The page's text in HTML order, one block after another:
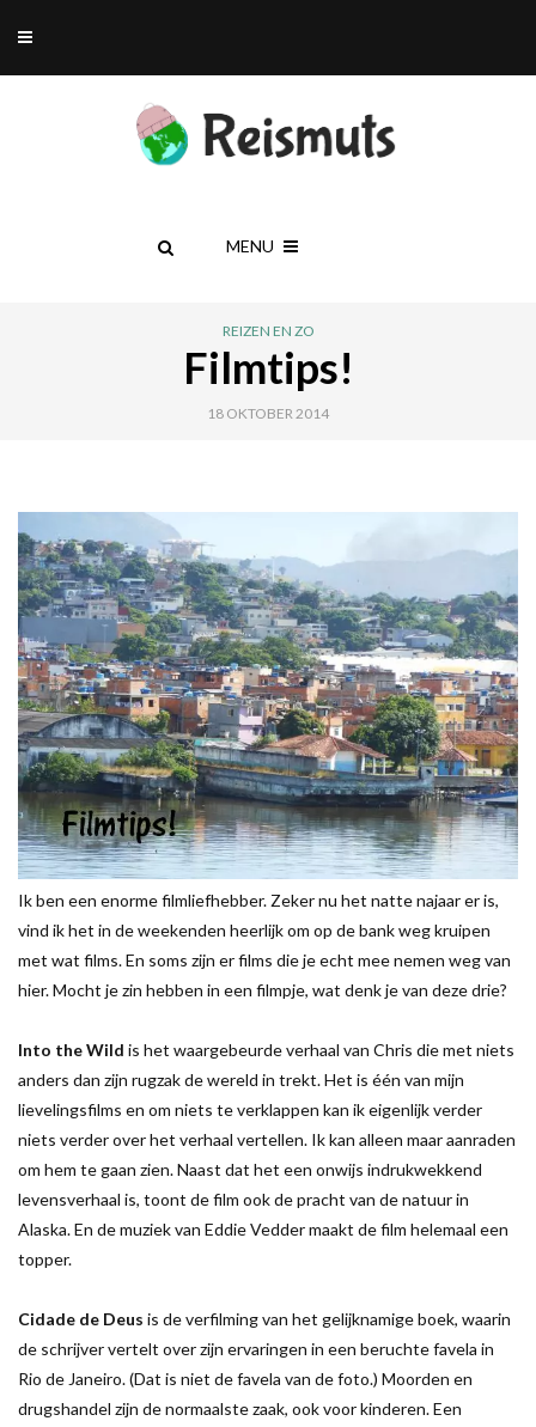
MENU
REIZEN EN ZO
Filmtips!
18 OKTOBER 2014
Ik ben een enorme filmliefhebber. Zeker nu het natte najaar er is,
vind ik het in de weekenden heerlijk om op de bank weg kruipen
met wat films. En soms zijn er films die je echt mee nemen weg van
hier. Mocht je zin hebben in een filmpje, wat denk je van deze drie?
Into the Wild is het waargebeurde verhaal van Chris die met niets
anders dan zijn rugzak de wereld in trekt. Het is één van mijn
lievelingsfilms en om niets te verklappen kan ik eigenlijk verder
niets verder over het verhaal vertellen. Ik kan alleen maar aanraden
om hem te gaan zien. Naast dat het een onwijs indrukwekkend
levensverhaal is, toont de film ook de pracht van de natuur in
Alaska. En de muziek van Eddie Vedder maakt de film helemaal een
topper.
Cidade de Deus is de verfilming van het gelijknamige boek, waarin
de schrijver vertelt over zijn ervaringen in een beruchte favela in
Rio de Janeiro. (Dat is niet de favela van de foto.) Moorden en
drugshandel zijn de normaalste zaak, ook voor kinderen. Een